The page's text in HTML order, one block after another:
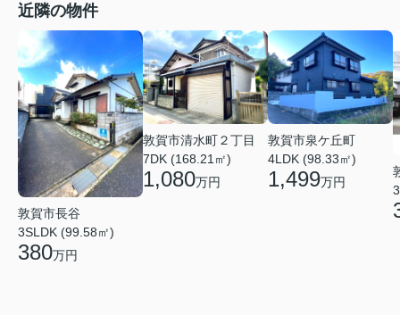
近隣の物件
敦賀市長谷
3SLDK (99.58㎡)
380万円
敦賀市清水町２丁目
7DK (168.21㎡)
1,080万円
敦賀市泉ケ丘町
4LDK (98.33㎡)
1,499万円